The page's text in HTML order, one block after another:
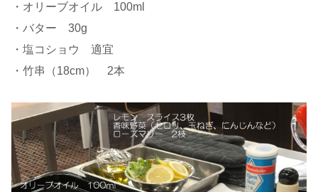
・オリーブオイル 100ml
・バター 30g
・塩コショウ 適宜
・竹串（18cm） 2本